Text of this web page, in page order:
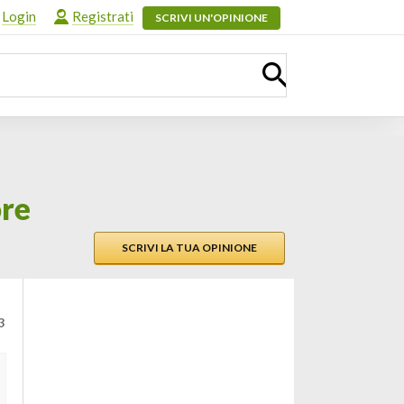
Login Registrati SCRIVI UN'OPINIONE
SCRIVI LA TUA OPINIONE